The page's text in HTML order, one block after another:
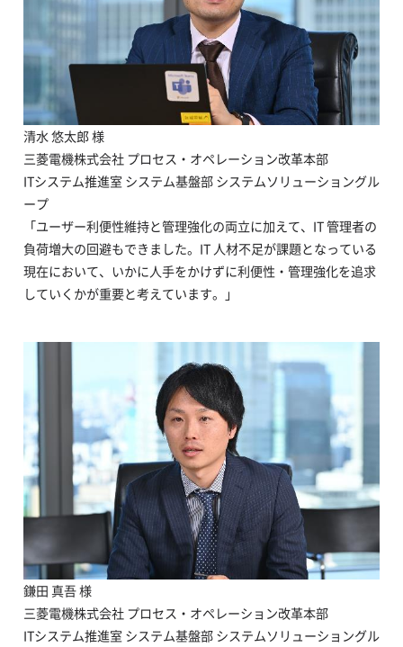
清水 悠太郎 様
三菱電機株式会社 プロセス・オペレーション改革本部
ITシステム推進室 システム基盤部 システムソリューショングル
ープ
「ユーザー利便性維持と管理強化の両立に加えて、IT 管理者の
負荷増大の回避もできました。IT 人材不足が課題となっている
現在において、いかに人手をかけずに利便性・管理強化を追求
していくかが重要と考えています。」
鎌田 真吾 様
三菱電機株式会社 プロセス・オペレーション改革本部
ITシステム推進室 システム基盤部 システムソリューショングル